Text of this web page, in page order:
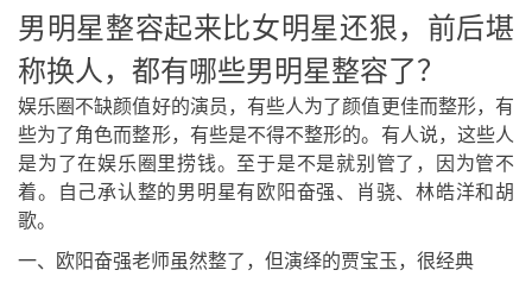
男明星整容起来比女明星还狠，前后堪
称换人，都有哪些男明星整容了？
娱乐圈不缺颜值好的演员，有些人为了颜值更佳而整形，有
些为了角色而整形，有些是不得不整形的。有人说，这些人
是为了在娱乐圈里捞钱。至于是不是就别管了，因为管不
着。自己承认整的男明星有欧阳奋强、肖骁、林皓洋和胡
歌。
一、欧阳奋强老师虽然整了，但演绎的贾宝玉，很经典